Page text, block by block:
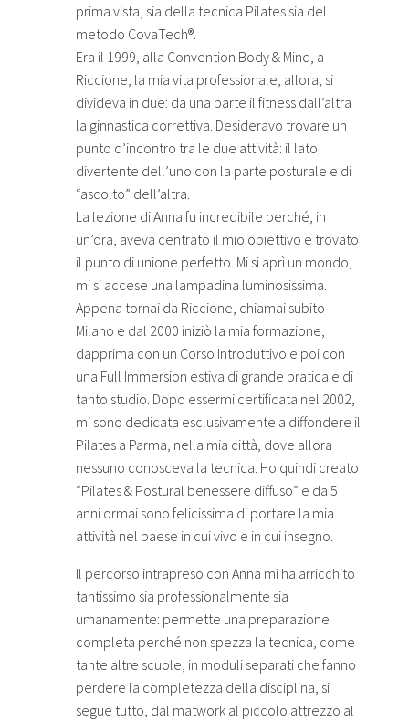
prima vista, sia della tecnica Pilates sia del
metodo CovaTech®.
Era il 1999, alla Convention Body & Mind, a
Riccione, la mia vita professionale, allora, si
divideva in due: da una parte il fitness dall’altra
la ginnastica correttiva. Desideravo trovare un
punto d’incontro tra le due attività: il lato
divertente dell’uno con la parte posturale e di
“ascolto” dell’altra.
La lezione di Anna fu incredibile perché, in
un’ora, aveva centrato il mio obiettivo e trovato
il punto di unione perfetto. Mi si aprì un mondo,
mi si accese una lampadina luminosissima.
Appena tornai da Riccione, chiamai subito
Milano e dal 2000 iniziò la mia formazione,
dapprima con un Corso Introduttivo e poi con
una Full Immersion estiva di grande pratica e di
tanto studio. Dopo essermi certificata nel 2002,
mi sono dedicata esclusivamente a diffondere il
Pilates a Parma, nella mia città, dove allora
nessuno conosceva la tecnica. Ho quindi creato
“Pilates & Postural benessere diffuso” e da 5
anni ormai sono felicissima di portare la mia
attività nel paese in cui vivo e in cui insegno.
Il percorso intrapreso con Anna mi ha arricchito
tantissimo sia professionalmente sia
umanamente: permette una preparazione
completa perché non spezza la tecnica, come
tante altre scuole, in moduli separati che fanno
perdere la completezza della disciplina, si
segue tutto, dal matwork al piccolo attrezzo al